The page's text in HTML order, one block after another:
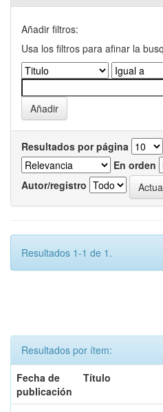
Añadir filtros:
Usa los filtros para afinar la
Resultados por página
En orden
Autor/registro
Resultados 1-1 de 1.
Resultados por ítem:
Fecha de
publicación
Título